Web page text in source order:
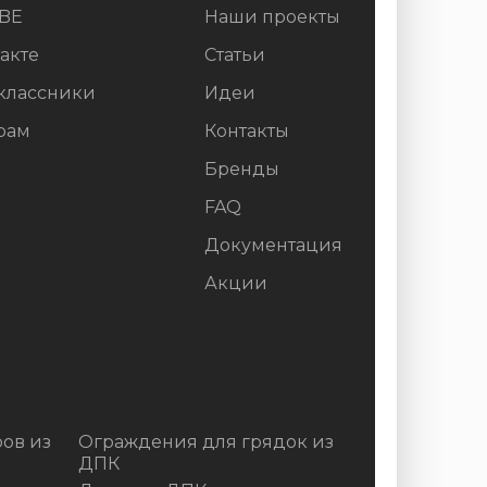
Наши проекты
Статьи
Идеи
Контакты
Бренды
FAQ
Документация
Акции
из
Ограждения для грядок из
ДПК